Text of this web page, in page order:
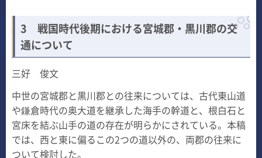
3 戦国時代後期における宮城郡・黒川郡の交
通について
三好 俊文
中世の宮城郡と黒川郡との往来については、古代東山道
や鎌倉時代の奥大道を継承した海手の幹道と、根白石と
宮床を結ぶ山手の道の存在が明らかにされている。本稿
では、西と東に偏るこの2つの道以外の、両郡の往来に
ついて検討した。